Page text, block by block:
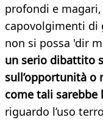
profondi e
capovolgimenti di
non si possa 'dir
un serio dibattito
sull’opportunità o
come tali
riguardo l’uso